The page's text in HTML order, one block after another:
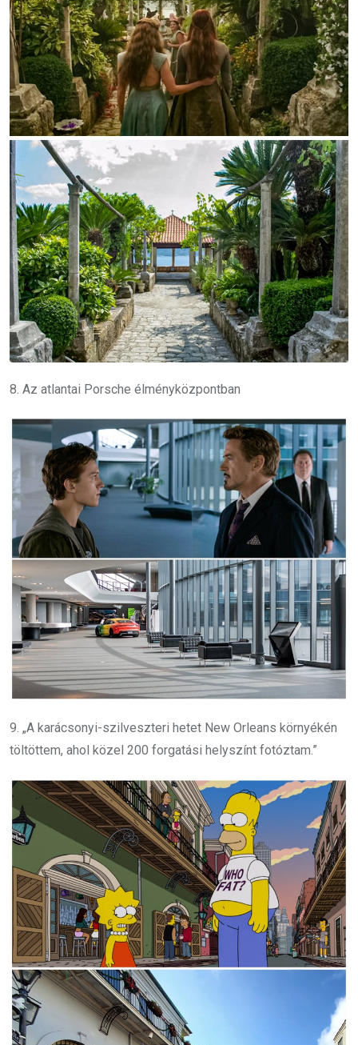
8. Az atlantai Porsche élményközpontban
9. „A karácsonyi-szilveszteri hetet New Orleans környékén
töltöttem, ahol közel 200 forgatási helyszínt fotóztam.”